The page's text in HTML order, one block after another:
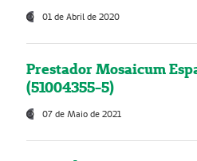
01 de Abril de 2020
Prestador Mosaicum
(51004355-5)
07 de Maio de 2021